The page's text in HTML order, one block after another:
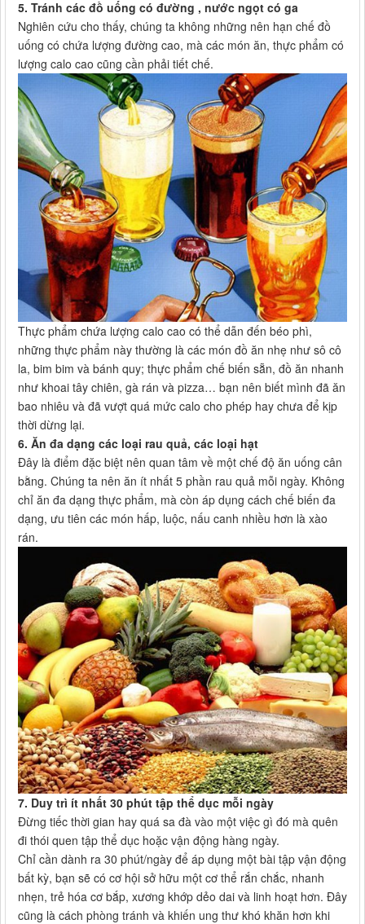
5. Tránh các đồ uống có đường , nước ngọt có ga
Nghiên cứu cho thấy, chúng ta không những nên hạn chế đồ
uống có chứa lượng đường cao, mà các món ăn, thực phẩm có
lượng calo cao cũng cần phải tiết chế.
Thực phẩm chứa lượng calo cao có thể dẫn đến béo phì,
những thực phẩm này thường là các món đồ ăn nhẹ như sô cô
la, bim bim và bánh quy; thực phẩm chế biến sẵn, đồ ăn nhanh
như khoai tây chiên, gà rán và pizza… bạn nên biết mình đã ăn
bao nhiêu và đã vượt quá mức calo cho phép hay chưa để kịp
thời dừng lại.
6. Ăn đa dạng các loại rau quả, các loại hạt
Đây là điểm đặc biệt nên quan tâm về một chế độ ăn uống cân
bằng. Chúng ta nên ăn ít nhất 5 phần rau quả mỗi ngày. Không
chỉ ăn đa dạng thực phẩm, mà còn áp dụng cách chế biến đa
dạng, ưu tiên các món hấp, luộc, nấu canh nhiều hơn là xào
rán.
7. Duy trì ít nhất 30 phút tập thể dục mỗi ngày
Đừng tiếc thời gian hay quá sa đà vào một việc gì đó mà quên
đi thói quen tập thể dục hoặc vận động hàng ngày.
Chỉ cần dành ra 30 phút/ngày để áp dụng một bài tập vận động
bất kỳ, bạn sẽ có cơ hội sở hữu một cơ thể rắn chắc, nhanh
nhẹn, trẻ hóa cơ bắp, xương khớp dẻo dai và linh hoạt hơn. Đây
cũng là cách phòng tránh và khiến ung thư khó khăn hơn khi